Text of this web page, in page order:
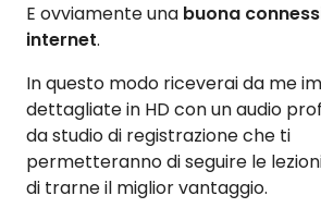
E ovviamente una buona
internet.
In questo modo riceverai da me
dettagliate in HD con un audio
da studio di registrazione che ti
permetteranno di seguire le
di trarne il miglior vantaggio.